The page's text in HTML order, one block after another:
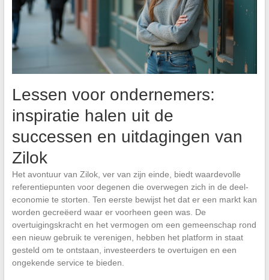
Lessen voor ondernemers:
inspiratie halen uit de
successen en uitdagingen van
Zilok
Het avontuur van Zilok, ver van zijn einde, biedt waardevolle
referentiepunten voor degenen die overwegen zich in de deel-
economie te storten. Ten eerste bewijst het dat er een markt kan
worden gecreëerd waar er voorheen geen was. De
overtuigingskracht en het vermogen om een gemeenschap rond
een nieuw gebruik te verenigen, hebben het platform in staat
gesteld om te ontstaan, investeerders te overtuigen en een
ongekende service te bieden.